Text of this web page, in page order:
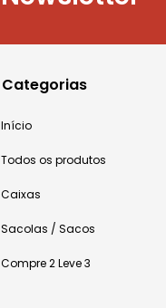
Categorias
Início
Todos os produtos
Caixas
Sacolas / Sacos
Compre 2 Leve 3